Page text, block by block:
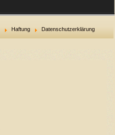
Haftung Datenschutzerklärung